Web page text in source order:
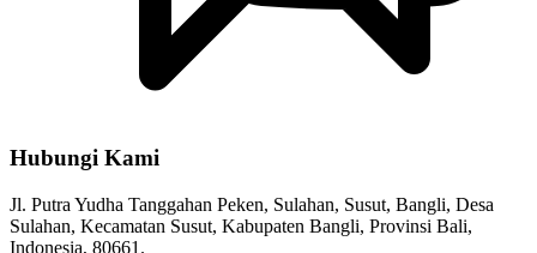
Hubungi Kami
Jl. Putra Yudha Tanggahan Peken, Sulahan, Susut, Bangli, Desa
Sulahan, Kecamatan Susut, Kabupaten Bangli, Provinsi Bali,
Indonesia, 80661.